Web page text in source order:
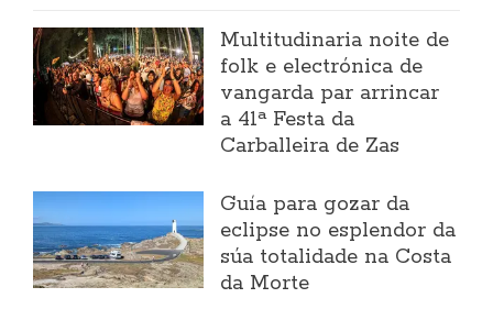
Multitudinaria noite de
folk e electrónica de
vangarda par arrincar
a 41ª Festa da
Carballeira de Zas
Guía para gozar da
eclipse no esplendor da
súa totalidade na Costa
da Morte